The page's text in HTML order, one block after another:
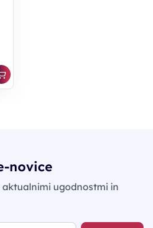
novice
ugodnostmi in